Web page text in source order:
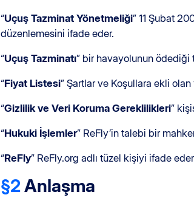
“Uçuş Tazminat Yönetmeliği” 11 Şubat
düzenlemesini ifade eder.
“Uçuş Tazminatı” bir havayolunun ödediği
“Fiyat Listesi” Şartlar ve Koşullara ekli
“Gizlilik ve Veri Koruma Gereklilikleri”
“Hukuki İşlemler” ReFly’in talebi bir
“ReFly” ReFly.org adlı tüzel kişiyi ifade
§2Anlaşma